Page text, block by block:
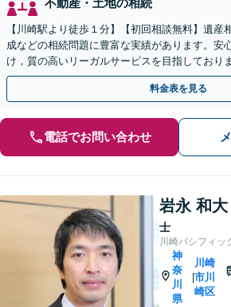
不動産・土地の相続
【川崎駅より徒歩１分】【初回相談無料】遺産
成などの相続問題に豊富な実績があります。安
け，質の高いリーガルサービスを目指しておりま
料金表を見る
電話でお問い合わせ
岩永 和大
士
川崎パシフィ
神
奈
川
県
|
川崎
市川
崎区